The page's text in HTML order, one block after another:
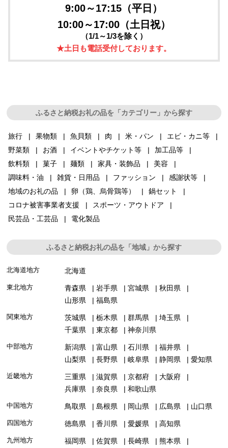
9:00～17:15（平日）
10:00～17:00（土日祝）
（1/1～1/3を除く）
★土日も電話受付しております。
ふるさと納税お礼の品を「カテゴリー」から探す
旅行 果物類 魚貝類 肉 米・パン
エビ・カニ等
野菜類
お酒 イベントやチケット等
加工品等
飲料類
菓子 麺類 家具・装飾品
美容
調味料・油
雑貨・日用品 ファッション
感謝状等
地域のお礼の品
卵（鶏、烏骨鶏等）
鍋セット
コロナ被害事業者支援
スポーツ・アウトドア
民芸品・工芸品
電化製品
ふるさと納税お礼の品を「地域」から探す
北海道地方 北海道
東北地方 青森県 岩手県 宮城県
秋田県
山形県
福島県
関東地方 茨城県 栃木県 群馬県
埼玉県
千葉県
東京都 神奈川県
中部地方 新潟県 富山県 石川県
福井県
山梨県
長野県 岐阜県 静岡県 愛知県
近畿地方 三重県 滋賀県 京都府
大阪府
兵庫県
奈良県 和歌山県
中国地方 鳥取県 島根県 岡山県 広島県 山口県
四国地方 徳島県 香川県 愛媛県 高知県
九州地方 福岡県 佐賀県 長崎県
熊本県